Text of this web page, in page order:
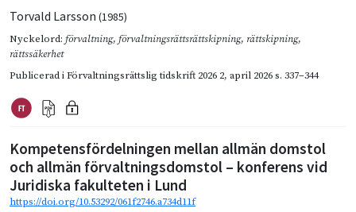
Torvald Larsson (1985)
Nyckelord: förvaltning, förvaltningsrättsrättskipning, rättskipning,
rättssäkerhet
Publicerad iFörvaltningsrättslig tidskrift 2026 2, april 2026s. 337–344
Kompetensfördelningen mellan allmän domstol
och allmän förvaltningsdomstol – konferens vid
Juridiska fakulteten i Lund
https://doi.org/10.53292/061f2746.a734d11f